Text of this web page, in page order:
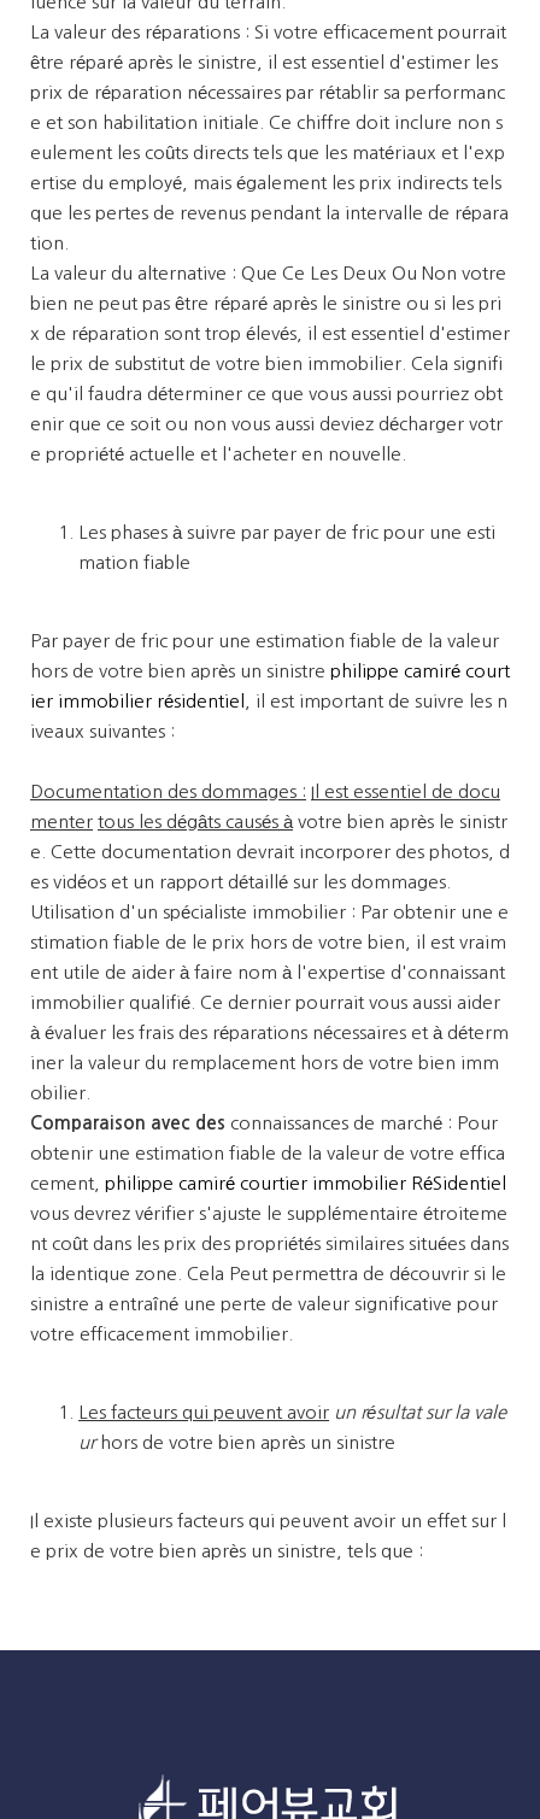
La valeur des réparations : Si votre efficacement pourrait
être réparé après le sinistre, il est essentiel d'estimer les
prix de réparation nécessaires par rétablir sa performanc
e et son habilitation initiale. Ce chiffre doit inclure non s
eulement les coûts directs tels que les matériaux et l'exp
ertise du employé, mais également les prix indirects tels
que les pertes de revenus pendant la intervalle de répara
tion.
La valeur du alternative : Que Ce Les Deux Ou Non votre
bien ne peut pas être réparé après le sinistre ou si les pri
x de réparation sont trop élevés, il est essentiel d'estimer
le prix de substitut de votre bien immobilier. Cela signifi
e qu'il faudra déterminer ce que vous aussi pourriez obt
enir que ce soit ou non vous aussi deviez décharger votr
e propriété actuelle et l'acheter en nouvelle.
Les phases à suivre par payer de fric pour une esti
mation fiable
Par payer de fric pour une estimation fiable de la valeur
hors de votre bien après un sinistre philippe camiré court
ier immobilier résidentiel
, il est important de suivre les n
iveaux suivantes :
Documentation des dommages : Il est essentiel de docu
menter tous les dégâts causés à votre bien après le sinistr
e. Cette documentation devrait incorporer des photos, d
es vidéos et un rapport détaillé sur les dommages.
Utilisation d'un spécialiste immobilier : Par obtenir une e
stimation fiable de le prix hors de votre bien, il est vraim
ent utile de aider à faire nom à l'expertise d'connaissant
immobilier qualifié. Ce dernier pourrait vous aussi aider
à évaluer les frais des réparations nécessaires et à déterm
iner la valeur du remplacement hors de votre bien imm
obilier.
Comparaison avec des connaissances de marché : Pour
obtenir une estimation fiable de la valeur de votre effica
cement, philippe camiré courtier immobilier RéSidentiel
vous devrez vérifier s'ajuste le supplémentaire étroiteme
nt coût dans les prix des propriétés similaires situées dans
la identique zone. Cela Peut permettra de découvrir si le
sinistre a entraîné une perte de valeur significative pour
votre efficacement immobilier.
Les facteurs qui peuvent avoir un résultat sur la vale
urhors de votre bien après un sinistre
Il existe plusieurs facteurs qui peuvent avoir un effet sur l
e prix de votre bien après un sinistre, tels que :